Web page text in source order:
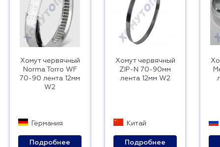
Хомут червячный
Norma Torro WF
70-90 лента 12мм
W2
Германия
Подробнее
Хомут червячный
ZIP-N 70-90мм
лента 12мм W2
Китай
Подробнее